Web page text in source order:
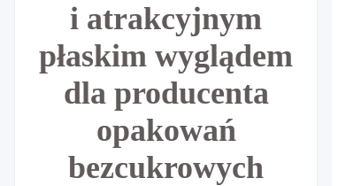
i atrakcyjnym
płaskim wyglądem
dla producenta
opakowań
bezcukrowych